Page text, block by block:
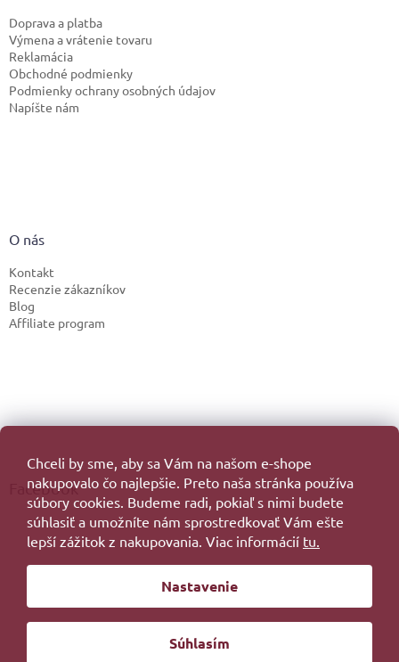
Chceli by sme, aby sa Vám na našom e-shope
nakupovalo čo najlepšie. Preto naša stránka používa
súbory cookies. Budeme radi, pokiaľ s nimi budete
súhlasiť a umožníte nám sprostredkovať Vám ešte
lepší zážitok z nakupovania. Viac informácií tu.
Nastavenie
Súhlasím
Doprava a platba
Výmena a vrátenie tovaru
Reklamácia
Obchodné podmienky
Podmienky ochrany osobných údajov
Napíšte nám
O nás
Kontakt
Recenzie zákazníkov
Blog
Affiliate program
Facebook
Vytvoril Shoptet
Copyright 2026. Všetky práva vyhradené.
Redesign byFilipesmedia 🧡